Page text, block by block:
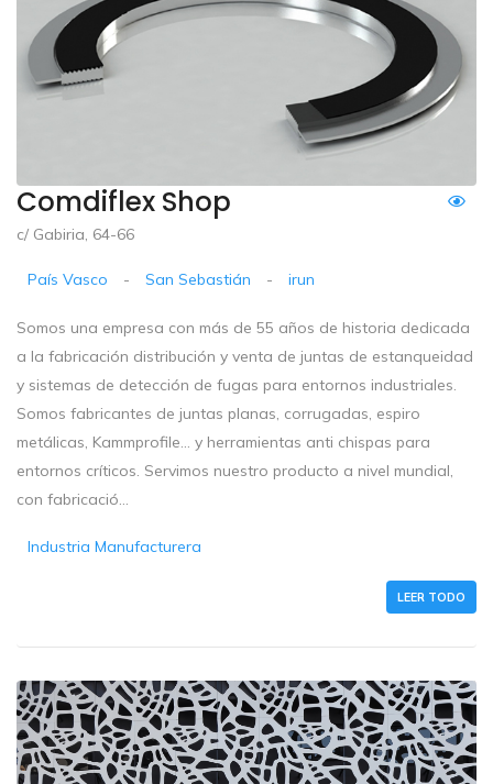
Comdiflex Shop
c/ Gabiria, 64-66
País Vasco - San Sebastián - irun
Somos una empresa con más de 55 años de historia dedicada
a la fabricación distribución y venta de juntas de estanqueidad
y sistemas de detección de fugas para entornos industriales.
Somos fabricantes de juntas planas, corrugadas, espiro
metálicas, Kammprofile... y herramientas anti chispas para
entornos críticos. Servimos nuestro producto a nivel mundial,
con fabricació...
Industria Manufacturera
LEER TODO